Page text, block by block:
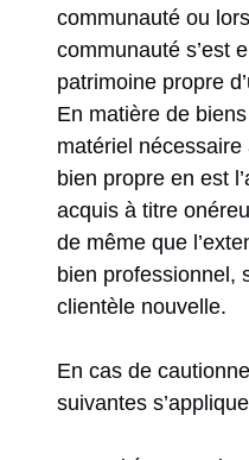
communauté ou
communauté s’est
patrimoine propre
En matière de
matériel nécessaire
bien propre en est
acquis à titre
de même que
bien professionnel,
clientèle nouvelle.
En cas de
suivantes